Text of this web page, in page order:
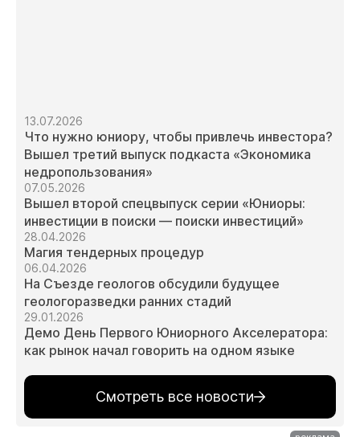
13.07.2026
Что нужно юниору, чтобы привлечь инвестора?
Вышел третий выпуск подкаста «Экономика
недропользования»
07.05.2026
Вышел второй спецвыпуск серии «Юниоры:
инвестиции в поиски — поиски инвестиций»
28.04.2026
Магия тендерных процедур
06.04.2026
На Съезде геологов обсудили будущее
геологоразведки ранних стадий
29.01.2026
Демо День Первого Юниорного Акселератора:
как рынок начал говорить на одном языке
Смотреть все новости